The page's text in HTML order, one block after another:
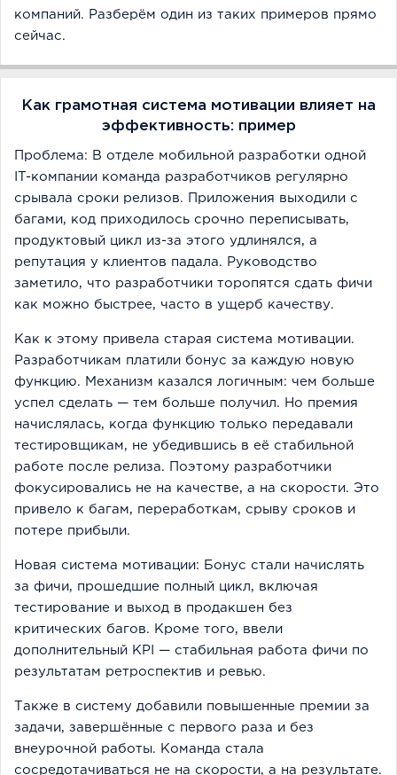
компаний. Разберём один из таких примеров прямо
сейчас.
Как грамотная система мотивации влияет на
эффективность: пример
Проблема: В отделе мобильной разработки одной
IT-компании команда разработчиков регулярно
срывала сроки релизов. Приложения выходили с
багами, код приходилось срочно переписывать,
продуктовый цикл из-за этого удлинялся, а
репутация у клиентов падала. Руководство
заметило, что разработчики торопятся сдать фичи
как можно быстрее, часто в ущерб качеству.
Как к этому привела старая система мотивации.
Разработчикам платили бонус за каждую новую
функцию. Механизм казался логичным: чем больше
успел сделать — тем больше получил. Но премия
начислялась, когда функцию только передавали
тестировщикам, не убедившись в её стабильной
работе после релиза. Поэтому разработчики
фокусировались не на качестве, а на скорости. Это
привело к багам, переработкам, срыву сроков и
потере прибыли.
Новая система мотивации: Бонус стали начислять
за фичи, прошедшие полный цикл, включая
тестирование и выход в продакшен без
критических багов. Кроме того, ввели
дополнительный KPI — стабильная работа фичи по
результатам ретроспектив и ревью.
Также в систему добавили повышенные премии за
задачи, завершённые с первого раза и без
внеурочной работы. Команда стала
сосредотачиваться не на скорости, а на результате.